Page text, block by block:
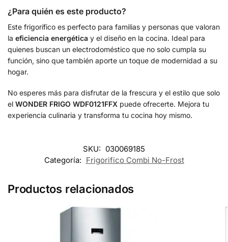
¿Para quién es este producto?
Este frigorífico es perfecto para familias y personas que valoran
la eficiencia energética y el diseño en la cocina. Ideal para
quienes buscan un electrodoméstico que no solo cumpla su
función, sino que también aporte un toque de modernidad a su
hogar.
No esperes más para disfrutar de la frescura y el estilo que solo
el WONDER FRIGO WDF0121FFX puede ofrecerte. Mejora tu
experiencia culinaria y transforma tu cocina hoy mismo.
SKU: 030069185
Categoría: Frigorifico Combi No-Frost
Productos relacionados